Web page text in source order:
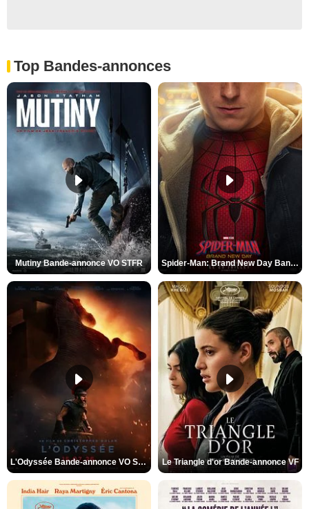
Top Bandes-annonces
Mutiny Bande-annonce VO STFR Spider-Man: Brand New Day Bande-annonce VO STFR
L'Odyssée Bande-annonce VO STFR Le Triangle d'or Bande-annonce VF